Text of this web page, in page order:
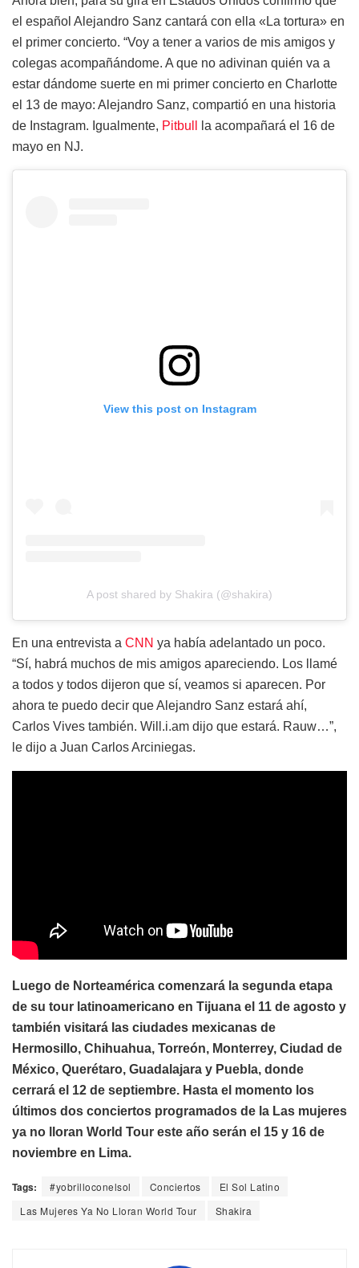
el español Alejandro Sanz cantará con ella «La tortura» en
el primer concierto. “Voy a tener a varios de mis amigos y
colegas acompañándome. A que no adivinan quién va a
estar dándome suerte en mi primer concierto en Charlotte
el 13 de mayo: Alejandro Sanz, compartió en una historia
de Instagram. Igualmente, Pitbull
la acompañará el 16 de
mayo en NJ.
View this post on Instagram
A post shared by Shakira (@shakira)
En una entrevista a CNN ya había adelantado un poco.
“Sí, habrá muchos de mis amigos apareciendo. Los llamé
a todos y todos dijeron que sí, veamos si aparecen. Por
ahora te puedo decir que Alejandro Sanz estará ahí,
Carlos Vives también. Will.i.am dijo que estará. Rauw…”,
le dijo a Juan Carlos Arciniegas.
Luego de Norteamérica comenzará la segunda etapa
de su tour latinoamericano en Tijuana el 11 de agosto y
también visitará las ciudades mexicanas de
Hermosillo, Chihuahua, Torreón, Monterrey, Ciudad de
México, Querétaro, Guadalajara y Puebla, donde
cerrará el 12 de septiembre. Hasta el momento los
últimos dos conciertos programados de la Las mujeres
ya no lloran World Tour este año serán el 15 y 16 de
noviembre en Lima.
Tags: #yobrilloconelsol Conciertos
El Sol Latino
Las Mujeres Ya No Lloran World Tour
Shakira